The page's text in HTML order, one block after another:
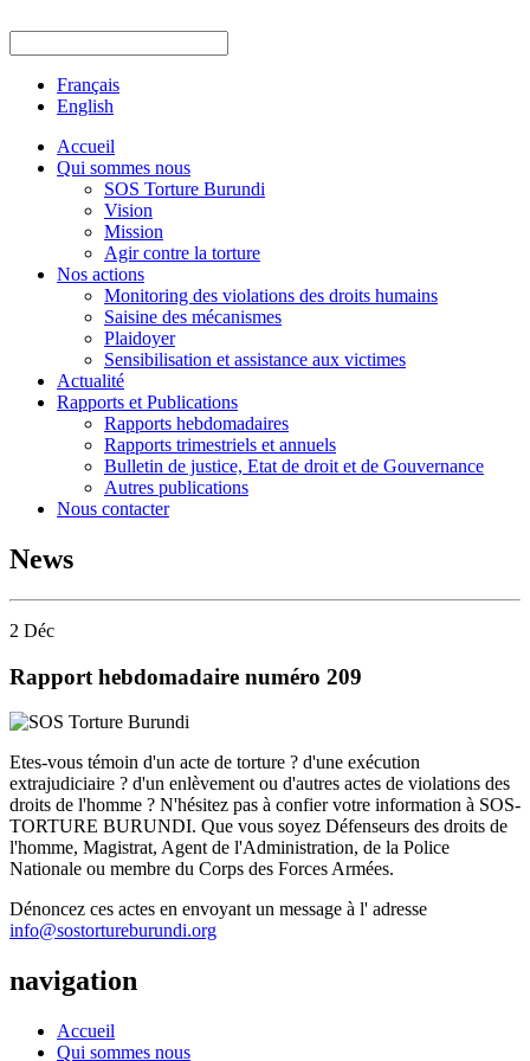
Français
English
Accueil
Qui sommes nous
SOS Torture Burundi
Vision
Mission
Agir contre la torture
Nos actions
Monitoring des violations des droits humains
Saisine des mécanismes
Plaidoyer
Sensibilisation et assistance aux victimes
Actualité
Rapports et Publications
Rapports hebdomadaires
Rapports trimestriels et annuels
Bulletin de justice, Etat de droit et de Gouvernance
Autres publications
Nous contacter
News
2 Déc
Rapport hebdomadaire numéro 209
Etes-vous témoin d'un acte de torture ? d'une exécution
extrajudiciaire ? d'un enlèvement ou d'autres actes de violations des
droits de l'homme ? N'hésitez pas à confier votre information à SOS-
TORTURE BURUNDI. Que vous soyez Défenseurs des droits de
l'homme, Magistrat, Agent de l'Administration, de la Police
Nationale ou membre du Corps des Forces Armées.
Dénoncez ces actes en envoyant un message à l' adresse
info@sostortureburundi.org
navigation
Accueil
Qui sommes nous